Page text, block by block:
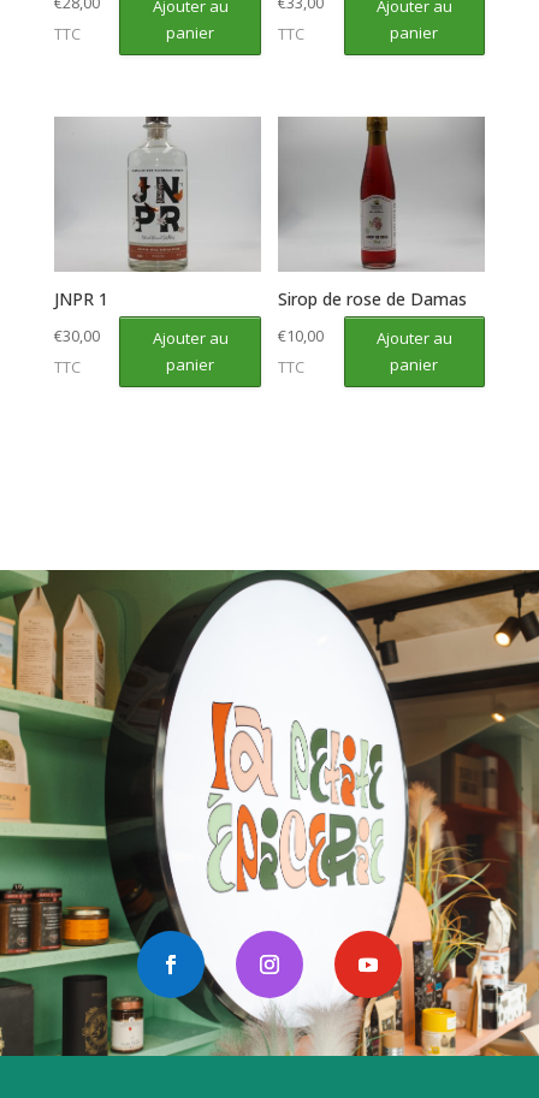
TTC
Ajouter au
panier
TTC
Ajouter au
panier
JNPR 1
€30,00
TTC
Ajouter au
panier
Sirop de rose de Damas
€10,00
TTC
Ajouter au
panier